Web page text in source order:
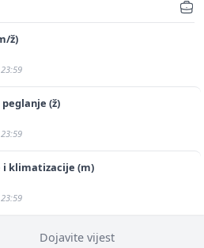
ž)
(ž)
klimatizacije (m)
Dojavite vijest